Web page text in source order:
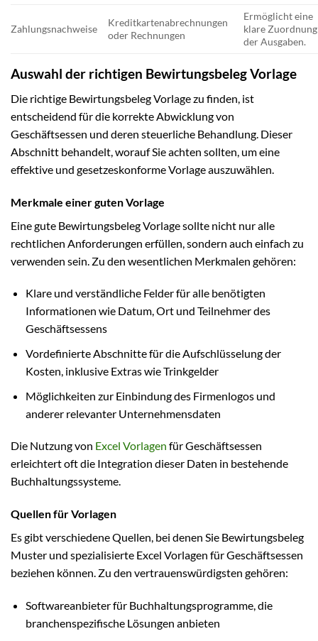
Zahlungsnachweise
Kreditkartenabrechnungen
oder Rechnungen
Ermöglicht eine
klare Zuordnung
der Ausgaben.
Auswahl der richtigen Bewirtungsbeleg Vorlage
Die richtige Bewirtungsbeleg Vorlage zu finden, ist
entscheidend für die korrekte Abwicklung von
Geschäftsessen und deren steuerliche Behandlung. Dieser
Abschnitt behandelt, worauf Sie achten sollten, um eine
effektive und gesetzeskonforme Vorlage auszuwählen.
Merkmale einer guten Vorlage
Eine gute Bewirtungsbeleg Vorlage sollte nicht nur alle
rechtlichen Anforderungen erfüllen, sondern auch einfach zu
verwenden sein. Zu den wesentlichen Merkmalen gehören:
Klare und verständliche Felder für alle benötigten
Informationen wie Datum, Ort und Teilnehmer des
Geschäftsessens
Vordefinierte Abschnitte für die Aufschlüsselung der
Kosten, inklusive Extras wie Trinkgelder
Möglichkeiten zur Einbindung des Firmenlogos und
anderer relevanter Unternehmensdaten
Die Nutzung von Excel Vorlagen für Geschäftsessen
erleichtert oft die Integration dieser Daten in bestehende
Buchhaltungssysteme.
Quellen für Vorlagen
Es gibt verschiedene Quellen, bei denen Sie Bewirtungsbeleg
Muster und spezialisierte Excel Vorlagen für Geschäftsessen
beziehen können. Zu den vertrauenswürdigsten gehören:
Softwareanbieter für Buchhaltungsprogramme, die
branchenspezifische Lösungen anbieten